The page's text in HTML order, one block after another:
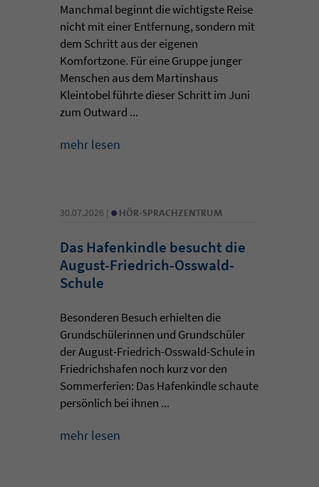
Manchmal beginnt die wichtigste Reise
nicht mit einer Entfernung, sondern mit
dem Schritt aus der eigenen
Komfortzone. Für eine Gruppe junger
Menschen aus dem Martinshaus
Kleintobel führte dieser Schritt im Juni
zum Outward ...
mehr lesen
30.07.2026 | • HÖR-SPRACHZENTRUM
Das Hafenkindle besucht die
August-Friedrich-Osswald-
Schule
Besonderen Besuch erhielten die
Grundschülerinnen und Grundschüler
der August-Friedrich-Osswald-Schule in
Friedrichshafen noch kurz vor den
Sommerferien: Das Hafenkindle schaute
persönlich bei ihnen ...
mehr lesen